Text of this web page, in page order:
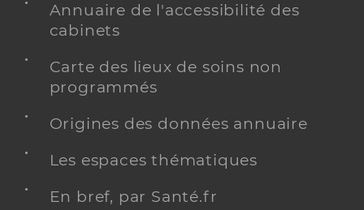
Annuaire de l'accessibilité des
cabinets
Carte des lieux de soins non
programmés
Origines des données annuaire
Les espaces thématiques
En bref, par Santé.fr